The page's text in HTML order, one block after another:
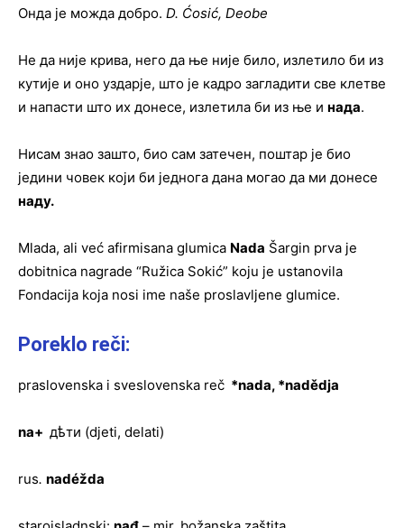
Онда је можда добро. D. Ćosić, Deobe
Не да није крива, него да ње није било, излетило би из
кутије и оно уздарје, што је кадро загладити све клетве
и напасти што их донесе, излетила би из ње и нада.
Нисам знао зашто, био сам затечен, поштар је био
једини човек који би једнога дана могао да ми донесе
наду.
Mlada, ali već afirmisana glumica Nada Šargin prva je
dobitnica nagrade “Ružica Sokić” koju je ustanovila
Fondacija koja nosi ime naše proslavljene glumice.
Poreklo reči:
praslovenska i sveslovenska reč *nada, *nadědja
na+ дѣти (djeti, delati)
rus. nadéžda